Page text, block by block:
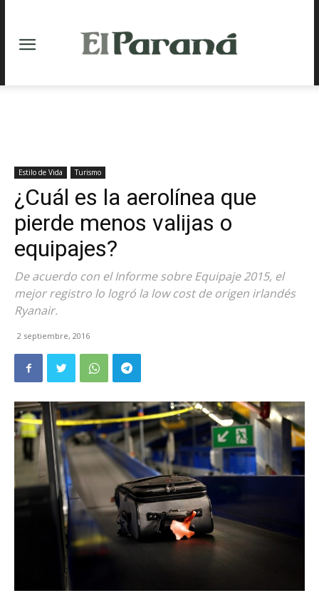
Estilo de Vida Turismo
¿Cuál es la aerolínea que
pierde menos valijas o
equipajes?
De acuerdo con el Informe sobre Equipaje 2015, el
mejor registro lo logró la low cost de origen irlandés
Ryanair.
2 septiembre, 2016